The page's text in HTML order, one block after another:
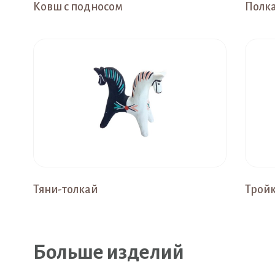
Ковш с подносом
Тяни-толкай
Больше изделий